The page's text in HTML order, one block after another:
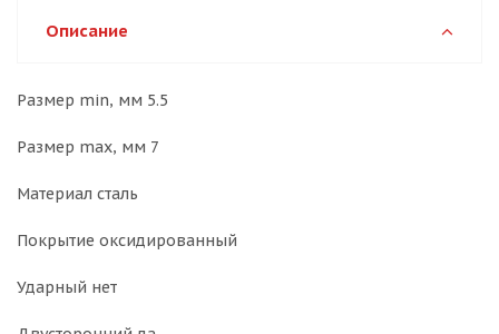
Описание
Размер min, мм 5.5
Размер max, мм 7
Материал сталь
Покрытие оксидированный
Ударный нет